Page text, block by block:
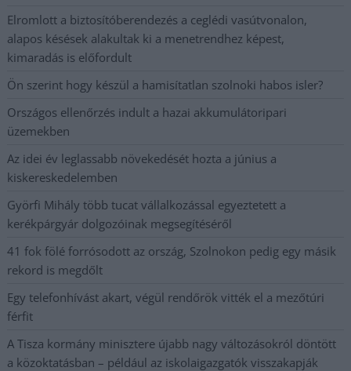
Elromlott a biztosítóberendezés a ceglédi vasútvonalon,
alapos késések alakultak ki a menetrendhez képest,
kimaradás is előfordult
Ön szerint hogy készül a hamisítatlan szolnoki habos isler?
Országos ellenőrzés indult a hazai akkumulátoripari
üzemekben
Az idei év leglassabb növekedését hozta a június a
kiskereskedelemben
Györfi Mihály több tucat vállalkozással egyeztetett a
kerékpárgyár dolgozóinak megsegítéséről
41 fok fölé forrósodott az ország, Szolnokon pedig egy másik
rekord is megdőlt
Egy telefonhívást akart, végül rendőrök vitték el a mezőtúri
férfit
A Tisza kormány minisztere újabb nagy változásokról döntött
a közoktatásban – például az iskolaigazgatók visszakapják